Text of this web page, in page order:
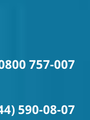
757-007
590-08-07